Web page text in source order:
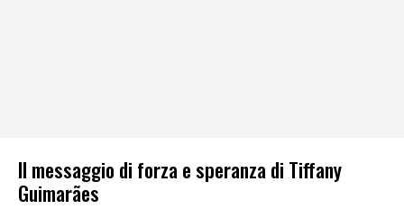
Il messaggio di forza e speranza di Tiffany
Guimarães